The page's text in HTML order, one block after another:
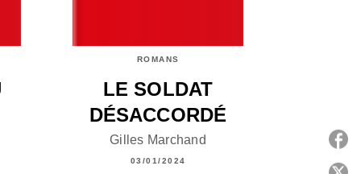
ROMANS
LE SOLDAT
DÉSACCORDÉ
Gilles Marchand
03/01/2024